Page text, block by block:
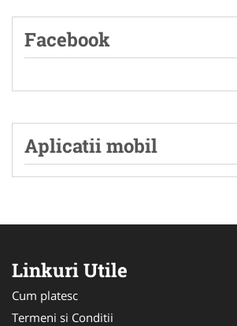
Facebook
Aplicatii mobil
Linkuri Utile
Cum platesc
Termeni si Conditii